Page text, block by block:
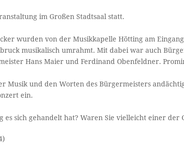
im Großen Stadtsaal statt.
wurden von der Musikkapelle Hötting am
musikalisch umrahmt. Mit dabei war auch
Hans Maier und Ferdinand Obenfeldner.
und den Worten des Bürgermeisters
ein.
sich gehandelt hat? Waren Sie vielleicht einer der